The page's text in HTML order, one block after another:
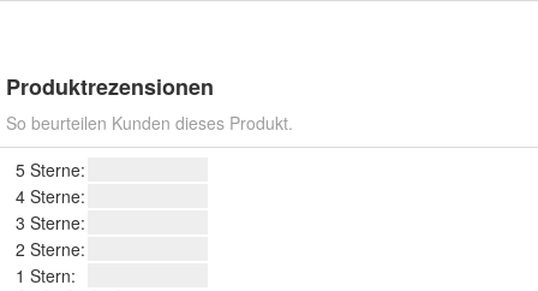
Produktrezensionen
So beurteilen Kunden dieses Produkt.
5 Sterne:
4 Sterne:
3 Sterne:
2 Sterne:
1 Stern: